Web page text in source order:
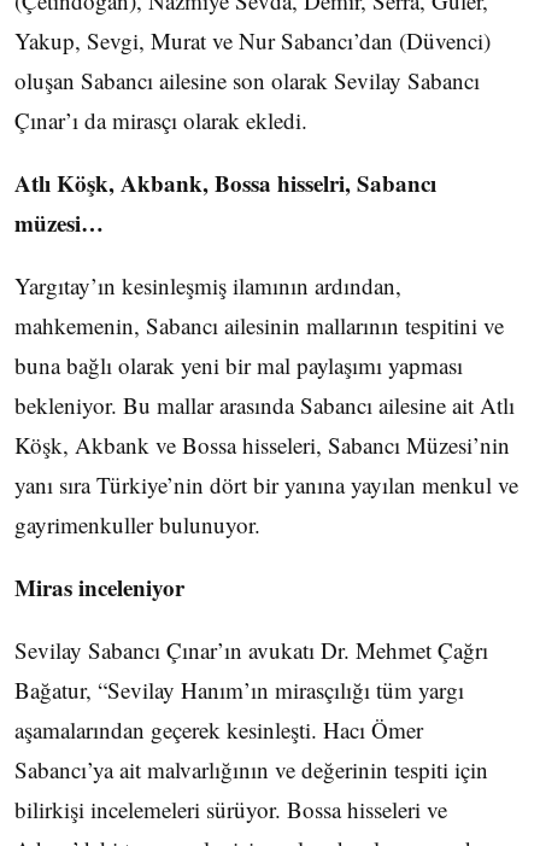
Yakup, Sevgi, Murat ve Nur Sabancı’dan (Düvenci)
oluşan Sabancı ailesine son olarak Sevilay Sabancı
Çınar’ı da mirasçı olarak ekledi.
Atlı Köşk, Akbank, Bossa hisselri, Sabancı
müzesi…
Yargıtay’ın kesinleşmiş ilamının ardından,
mahkemenin, Sabancı ailesinin mallarının tespitini ve
buna bağlı olarak yeni bir mal paylaşımı yapması
bekleniyor. Bu mallar arasında Sabancı ailesine ait Atlı
Köşk, Akbank ve Bossa hisseleri, Sabancı Müzesi’nin
yanı sıra Türkiye’nin dört bir yanına yayılan menkul ve
gayrimenkuller bulunuyor.
Miras inceleniyor
Sevilay Sabancı Çınar’ın avukatı Dr. Mehmet Çağrı
Bağatur, “Sevilay Hanım’ın mirasçılığı tüm yargı
aşamalarından geçerek kesinleşti. Hacı Ömer
Sabancı’ya ait malvarlığının ve değerinin tespiti için
bilirkişi incelemeleri sürüyor. Bossa hisseleri ve